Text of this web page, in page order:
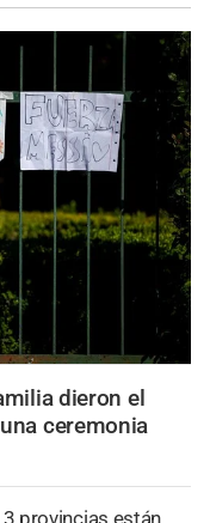
dieron el
ceremonia
provincias están